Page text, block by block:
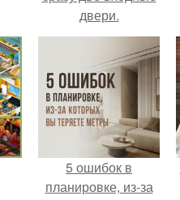
двери.
5 ошибок в
планировке, из-за